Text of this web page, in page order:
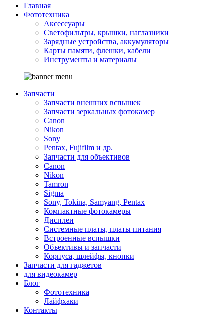
Главная
Фототехника
Аксессуары
Светофильтры, крышки, наглазники
Зарядные устройства, аккумуляторы
Карты памяти, флешки, кабели
Инструменты и материалы
Запчасти
Запчасти внешних вспышек
Запчасти зеркальных фотокамер
Canon
Nikon
Sony
Pentax, Fujifilm и др.
Запчасти для объективов
Canon
Nikon
Tamron
Sigma
Sony, Tokina, Samyang, Pentax
Компактные фотокамеры
Дисплеи
Системные платы, платы питания
Встроенные вспышки
Объективы и запчасти
Корпуса, шлейфы, кнопки
Запчасти для гаджетов
для видеокамер
Блог
Фототехника
Лайфхаки
Контакты